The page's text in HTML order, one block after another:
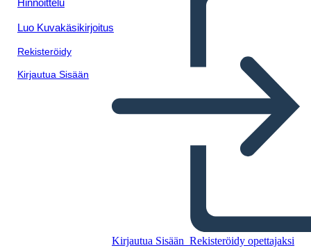
Hinnoittelu
Luo Kuvakäsikirjoitus
Rekisteröidy
Kirjautua Sisään
Kirjautua Sisään Rekisteröidy opettajaksi
diaesityksenä